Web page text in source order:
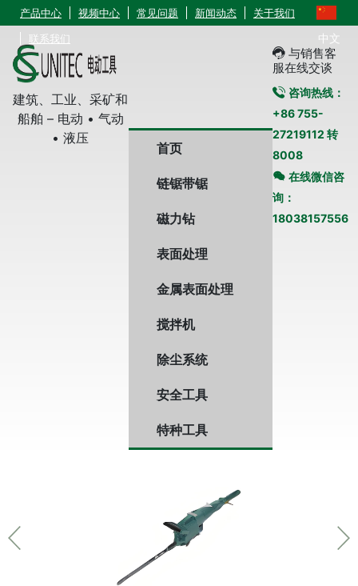
中文
产品中心 视频中心 常见问题 新闻动态
关于我们
联系我们
建筑、工业、采矿和
船舶 – 电动 • 气动
• 液压
与销售客
服在线交谈
咨询热线：
+86 755-
27219112 转
8008
在线微信咨
询：
18038157556
首页
链锯带锯
磁力钻
表面处理
金属表面处理
搅拌机
除尘系统
安全工具
特种工具